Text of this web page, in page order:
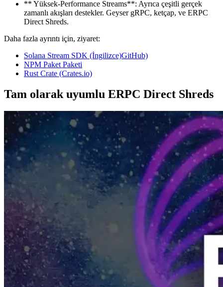
** Yüksek-Performance Streams**: Ayrıca çeşitli gerçek
zamanlı akışları destekler. Geyser gRPC, ketçap, ve ERPC
Direct Shreds.
Daha fazla ayrıntı için, ziyaret:
Solana Stream SDK (İngilizce)GitHub)
NPM Paket Paketi
Rust Crate (Crates.io)
Tam olarak uyumlu ERPC Direct Shreds